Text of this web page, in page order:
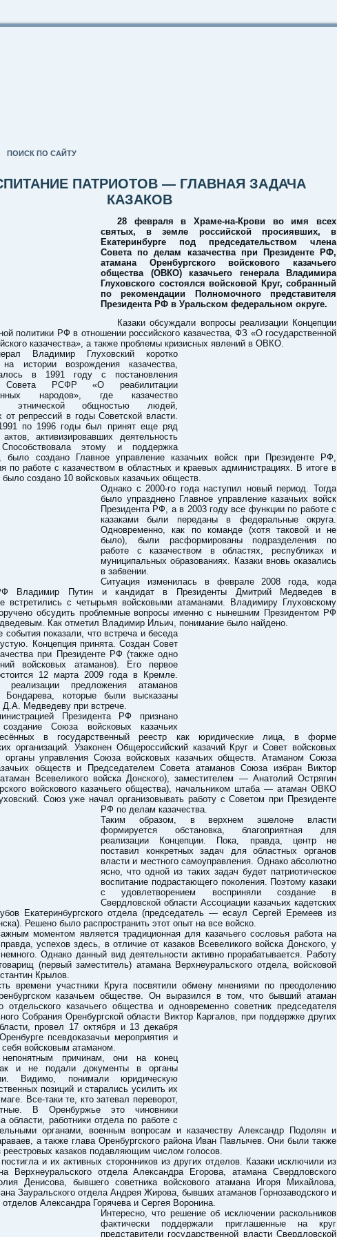
ПОИСК ПО САЙТУ
ПАТРИОТОВ — ГЛАВНАЯ ЗАДАЧА
КАЗАКОВ
28 февраля в Храме-на-Крови во имя всех
святых, в земле российской просиявших, в
Екатеринбурге под председательством члена
Совета по делам казачества при Президенте РФ,
атамана Оренбургского войскового казачьего
общества (ОВКО) казачьего генерала Владимира
Глуховского состоялся войсковой Круг, собранный
по рекомендации Полномочного представителя
Президента РФ в Уральском федеральном округе.
Казаки обсуждали вопросы реализации Концепции
политики РФ в отношении российского казачества, ФЗ «О государственной
казачества», а также проблемы кризисных явлений в ОВКО.
Владимир Глуховский коротко
на истории возрождения казачества,
в 1991 году с постановления
Совета РСФР «О реабилитации
народов», где казачество
этнической общностью людей,
от репрессий в годы Советской власти.
по 1996 годы был принят еще ряд
активизировавших деятельность
Способствовала этому и поддержка
было создано Главное управление казачьих войск при Президенте РФ,
по работе с казачеством в областных и краевых администрациях. В итоге в
было создано 10 войсковых казачьих обществ.
Однако с 2000-го года наступил новый период. Тогда
было упразднено Главное управление казачьих войск
Президента РФ, а в 2003 году все функции по работе с
казаками были переданы в федеральные округа.
Одновременно, как по команде (хотя таковой и не
было), были расформированы подразделения по
работе с казачеством в областях, республиках и
муниципальных образованиях. Казаки вновь оказались
в забвении.
Ситуация изменилась в феврале 2008 года, кода
Владимир Путин и кандидат в Президенты Дмитрий Медведев в
встретились с четырьмя войсковыми атаманами. Владимиру Глуховскому
обсудить проблемные вопросы именно с нынешним Президентом РФ
Как отметил Владимир Ильич, понимание было найдено.
показали, что встреча и беседа
Концепция принята. Создан Совет
при Президенте РФ (также одно
войсковых атаманов). Его первое
12 марта 2009 года в Кремле.
реализации предложения атаманов
Бондарева, которые были высказаны
Медведеву при встрече.
Президента РФ признано
Союза войсковых казачьих
в государственный реестр как юридические лица, в форме
организаций. Узаконен Общероссийский казачий Круг и Совет войсковых
органы управления Союза войсковых казачьих обществ. Атаманом Союза
обществ и Председателем Совета атаманов Союза избран Виктор
Всевеликого войска Донского), заместителем — Анатолий Острягин
войскового казачьего общества), начальником штаба — атаман ОВКО
Союз уже начал организовывать работу с Советом при Президенте
РФ по делам казачества.
Таким образом, в верхнем эшелоне власти
формируется обстановка, благоприятная для
реализации Концепции. Пока, правда, центр не
поставил конкретных задач для областных органов
власти и местного самоуправления. Однако абсолютно
ясно, что одной из таких задач будет патриотическое
воспитание подрастающего поколения. Поэтому казаки
с удовлетворением восприняли создание в
Свердловской области Ассоциации казачьих кадетских
Екатеринбургского отдела (председатель — есаул Сергей Еремеев из
Решено было распространить этот опыт на все войско.
моментом является традиционная для казачьего сословья работа на
успехов здесь, в отличие от казаков Всевеликого войска Донского, у
Однако данный вид деятельности активно прорабатывается. Работу
(первый заместитель) атамана Верхнеуральского отдела, войсковой
Крылов.
времени участники Круга посвятили обмену мнениями по преодолению
казачьем обществе. Он выразился в том, что бывший атаман
отдельского казачьего общества и одновременно советник председателя
Собрания Оренбургской области Виктор Каргалов, при поддержке других
провел 17 октября и 13 декабря
псевдоказачьи мероприятия и
себя войсковым атаманом.
причинам, они на конец
и не подали документы в органы
Видимо, понимали юридическую
позиций и старались усилить их
Все-таки те, кто затевал переворот,
В Оренбуржье это чиновники
области, работники отдела по работе с
органами, военным вопросам и казачеству Александр Подолян и
а также глава Оренбургского района Иван Павлычев. Они были также
реестровых казаков подавляющим числом голосов.
и их активных сторонников из других отделов. Казаки исключили из
Верхнеуральского отдела Александра Егорова, атамана Свердловского
Денисова, бывшего советника войскового атамана Игоря Михайлова,
Зауральского отдела Андрея Жирова, бывших атаманов Горнозаводского и
отделов Александра Горячева и Сергея Воронина.
Интересно, что решение об исключении раскольников
фактически поддержали приглашенные на круг
представители государственной власти Свердловской